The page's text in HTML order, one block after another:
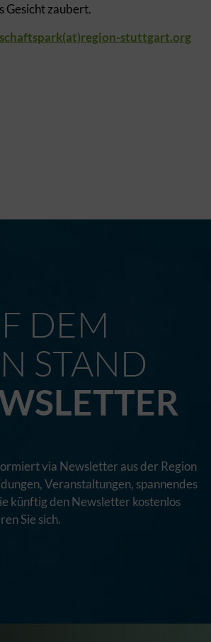
Gesicht zaubert.
stuttgart.org
DEM
STAND
via Newsletter aus der Region
Veranstaltungen, spannendes
künftig den Newsletter kostenlos
Sie sich.